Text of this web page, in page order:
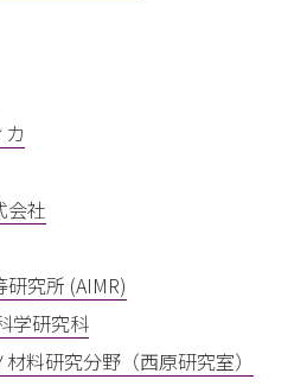
会社
究所 (AIMR)
学研究科
料研究分野（西原研究室）